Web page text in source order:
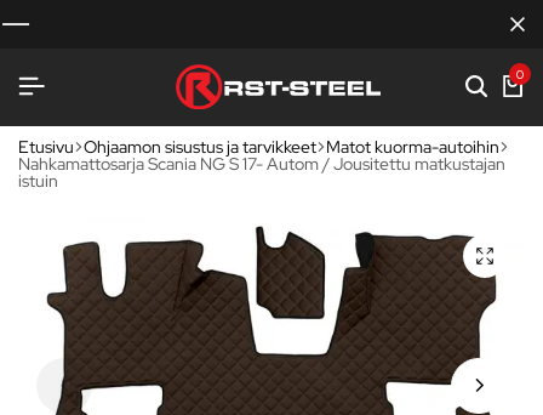
0
Etusivu Ohjaamon sisustus ja tarvikkeet Matot kuorma-autoihin
Nahkamattosarja Scania NG S 17- Autom / Jousitettu matkustajan
istuin